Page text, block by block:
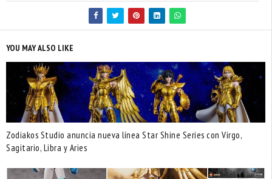
YOU MAY ALSO LIKE
Zodiakos Studio anuncia nueva línea Star Shine Series con Virgo,
Sagitario, Libra y Aries